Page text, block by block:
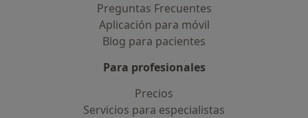
Preguntas Frecuentes
Aplicación para móvil
Blog para pacientes
Para profesionales
Precios
Servicios para especialistas